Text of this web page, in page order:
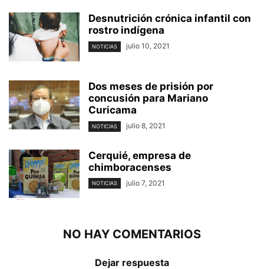
Desnutrición crónica infantil con
rostro indígena
NOTICIAS julio 10, 2021
Dos meses de prisión por
concusión para Mariano
Curicama
NOTICIAS julio 8, 2021
Cerquié, empresa de
chimboracenses
NOTICIAS julio 7, 2021
NO HAY COMENTARIOS
Dejar respuesta